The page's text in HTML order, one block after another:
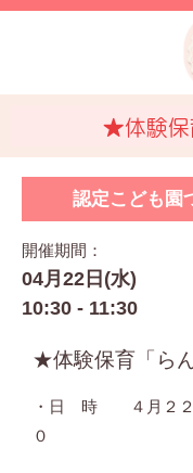
★体験保
認定こども園
開催期間：
04月22日(水)
10:30 - 11:30
★体験保育「ら
・日 時 ４月２２
０